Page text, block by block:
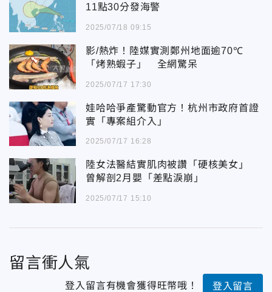
11點30分發海警
2025/07/18 09:15
影/熱炸！陸媒實測鄭州地面逾70℃
「烤熟蝦子」 全網驚呆
2025/07/17 17:30
娃哈哈爭產驚動官方！杭州市政府首證
實「專案組介入」
2025/07/17 16:28
陸女法醫結實肌肉被讚「硬核美女」
曾解剖2月嬰「差點淚崩」
2025/07/17 15:10
留言衝人氣
登入留言有機會獲得旺幣哦！ 登入留言